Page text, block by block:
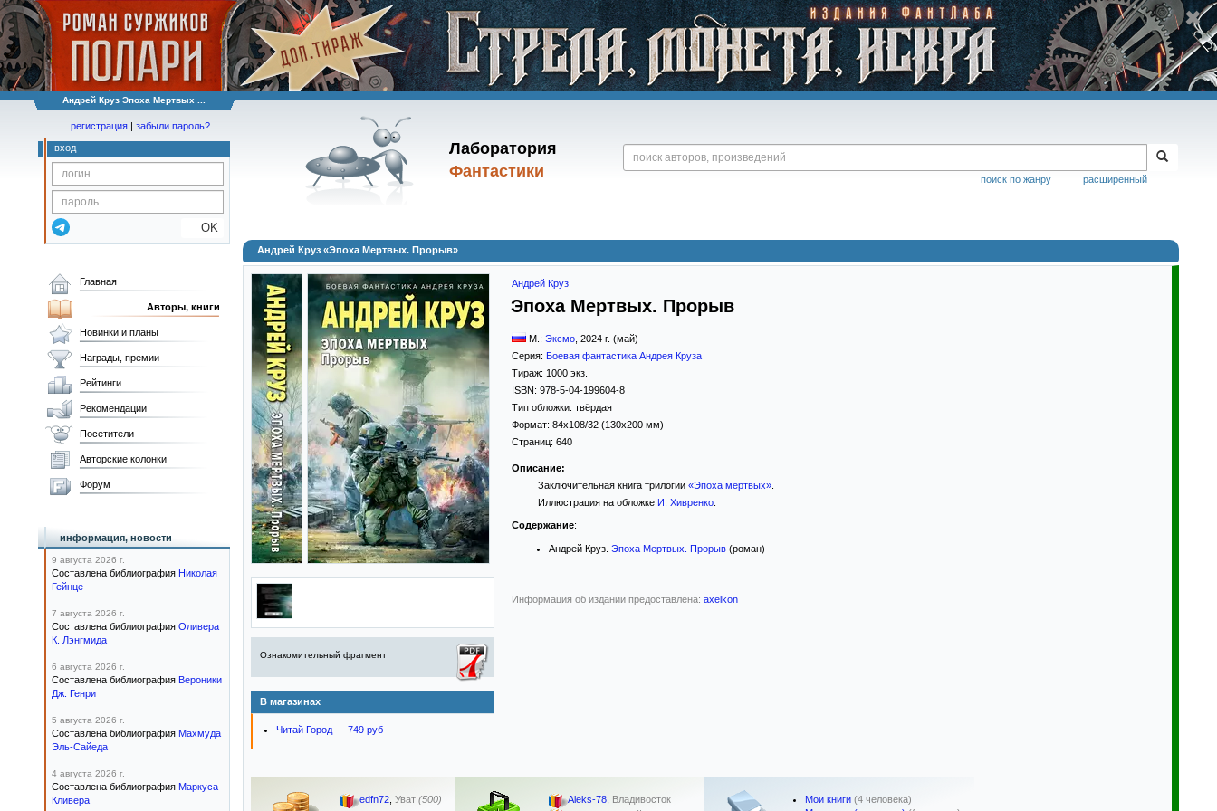
Андрей Круз Эпоха Мертвых ...
Лаборатория
Фантастики
расширенный
поиск по жанру
регистрация | забыли пароль?
вход
OK
Андрей Круз «Эпоха Мертвых. Прорыв»
Ознакомительный фрагмент
В магазинах
Читай Город — 749 руб
Андрей Круз
Эпоха Мертвых. Прорыв
М.: Эксмо 2024 г. (май)
Серия: Боевая фантастика Андрея Круза
Тираж: 1000 экз.
ISBN: 978-5-04-199604-8
Тип обложки: твёрдая
Формат: 84x108/32 (130x200 мм)
Страниц: 640
Описание:
Заключительная книга трилогии «Эпоха мёртвых».
Иллюстрация на обложке И. Хивренко.
Содержание:
Андрей Круз. Эпоха Мертвых. Прорыв (роман)
Информация об издании предоставлена: axelkon
edfn72, Уват (500) Aleks-78, Владивосток
Мои книги (4 человека)
Главная
Авторы, книги
Новинки и планы
Награды, премии
Рейтинги
Рекомендации
Посетители
Авторские колонки
Форум
информация, новости
9 августа 2026 г.
Составлена библиография Николая
Гейнце
7 августа 2026 г.
Составлена библиография Оливера
К. Лэнгмида
6 августа 2026 г.
Составлена библиография Вероники
Дж. Генри
5 августа 2026 г.
Составлена библиография Махмуда
Эль-Сайеда
4 августа 2026 г.
Составлена библиография Маркуса
Кливера